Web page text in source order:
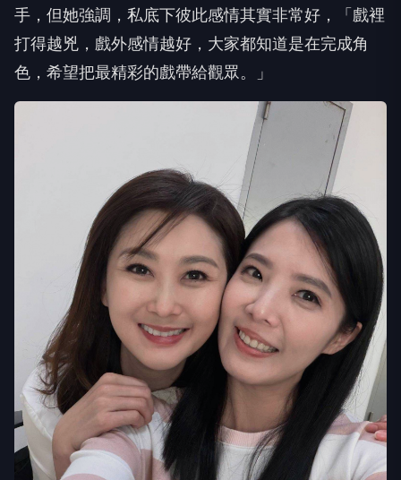
打得越兇，戲外感情越好，大家都知道是在完成角
色，希望把最精彩的戲帶給觀眾。」